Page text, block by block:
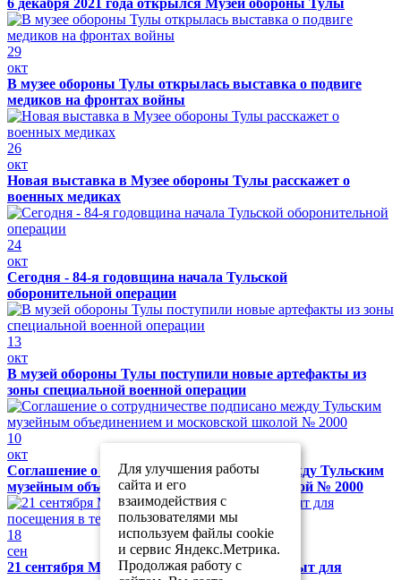
29
окт
В музее обороны Тулы открылась выставка о подвиге
медиков на фронтах войны
26
окт
Новая выставка в Музее обороны Тулы расскажет о
военных медиках
24
окт
Сегодня - 84-я годовщина начала Тульской
оборонительной операции
13
окт
В музей обороны Тулы поступили новые артефакты из
зоны специальной военной операции
10
окт
Соглашение о сотрудничестве подписано между Тульским
музейным объединением и московской школой № 2000
18
сен
21 сентября Музей обороны Тулы будет закрыт для
Для улучшения работы
сайта и его
взаимодействия с
пользователями мы
используем файлы cookie
и сервис Яндекс.Метрика.
Продолжая работу с